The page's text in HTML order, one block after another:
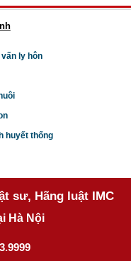
ly hôn
huyết thống
sư, Hãng luật IMC
Hà Nội